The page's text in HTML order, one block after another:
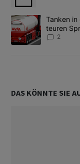
Ein Trendartikel mit
Tanken
teuren
2
DAS KÖNNTE SIE